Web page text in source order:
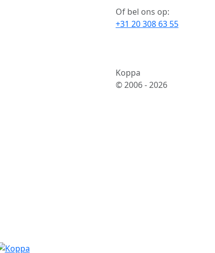
Of bel ons op:
+31 20 308 63 55
Koppa
© 2006 -2026